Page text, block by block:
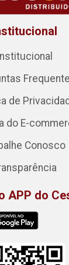
Institucional
de
do E-
Conosco
APP do